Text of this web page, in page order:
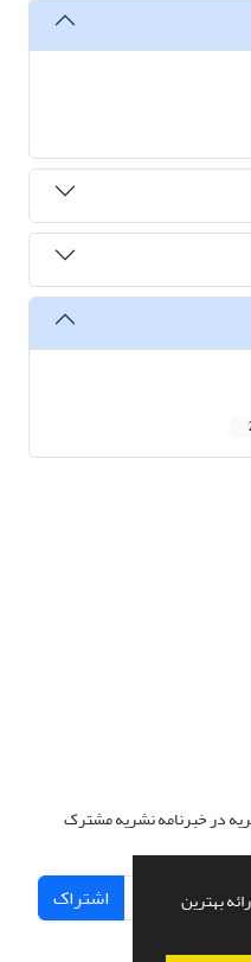
بهترین
در خبرنامه نشریه مشترک
اشتراک